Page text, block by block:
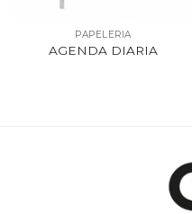
PAPELERIA
AGENDA DIARIA